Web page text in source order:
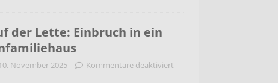
der Lette: Einbruch in ein
November 2025 Kommentare deaktiviert